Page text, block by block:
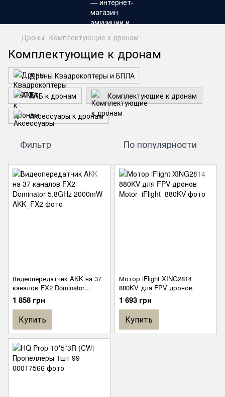
Дроны Комплектующие к дронам
Комплектующие к дронам
Дроны Квадрокоптеры и БПЛА
АКБ к дронам
Комплектующие к дронам
Аксессуары к дронам
Фильтр По популярности
Видеопередатчик AKK на 37
каналов FX2 Dominator
5.8GHz 2000mW
1 858 грн
Купить
Мотор iFlight XING2814
880KV для FPV дронов
1 693 грн
Купить